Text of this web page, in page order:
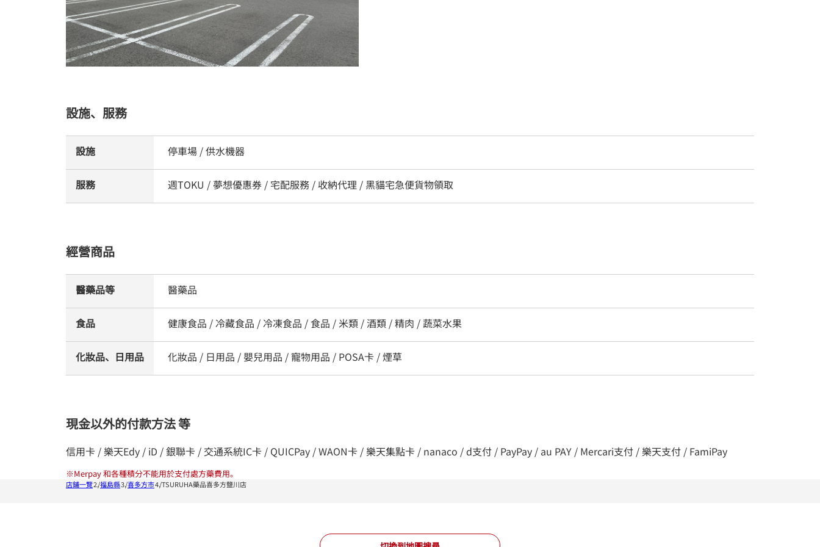
設施、服務
設施 停車場 / 供水機器
服務 週TOKU / 夢想優惠券 / 宅配服務 / 收納代理 / 黑貓宅急便貨物領取
經營商品
醫藥品等 醫藥品
食品 健康食品 / 冷藏食品 / 冷凍食品 / 食品 / 米類 / 酒類 / 精肉 / 蔬菜水果
化妝品、日用品 化妝品 / 日用品 / 嬰兒用品 / 寵物用品 / POSA卡 / 煙草
現金以外的付款方法 等
信用卡 / 樂天Edy / iD / 銀聯卡 / 交通系統IC卡 / QUICPay / WAON卡 / 樂天集點卡 / nanaco / d支付 / PayPay / au PAY / Mercari支付 / 樂天支付 / FamiPay
※Merpay 和各種積分不能用於支付處方藥費用。
店鋪一覽 福島縣 喜多方市 TSURUHA藥品喜多方鹽川店